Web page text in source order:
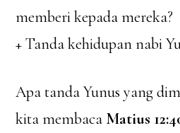
memberi kepada mereka?
+ Tanda kehidupan nabi
Apa tanda Yunus yang
kita membaca Matius